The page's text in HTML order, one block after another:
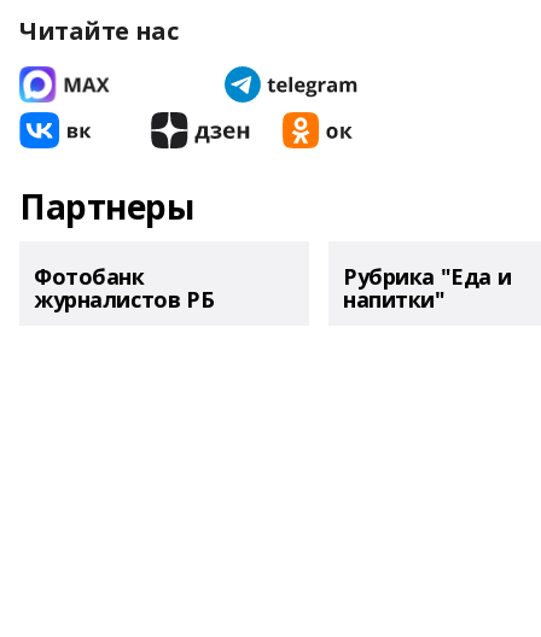
Читайте нас
Партнеры
Фотобанк
журналистов РБ
Рубрика "Еда и
напитки"